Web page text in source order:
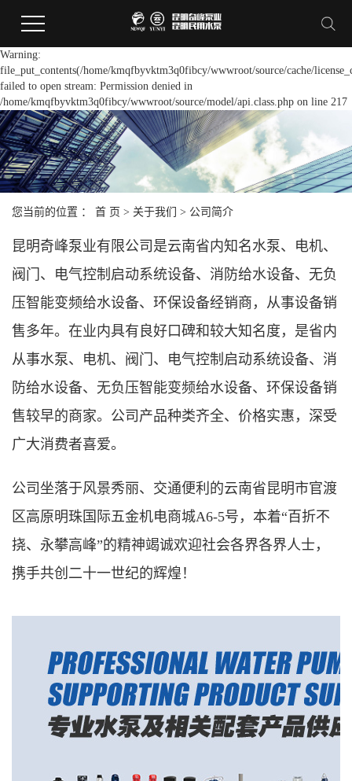
Warning:
file_put_contents(/home/kmqfbyvktm3q0fibcy/wwwroot/source/cache/
failed to open stream: Permission denied in
/home/kmqfbyvktm3q0fibcy/wwwroot/source/model/api.class.php on line 217
您当前的位置 ： 首 页 > 关于我们 > 公司简介
昆明奇峰泵业有限公司是云南省内知名水泵、电机、
阀门、电气控制启动系统设备、消防给水设备、无负
压智能变频给水设备、环保设备经销商，从事设备销
售多年。在业内具有良好口碑和较大知名度，是省内
从事水泵、电机、阀门、电气控制启动系统设备、消
防给水设备、无负压智能变频给水设备、环保设备销
售较早的商家。公司产品种类齐全、价格实惠，深受
广大消费者喜爱。
公司坐落于风景秀丽、交通便利的云南省昆明市官渡
区高原明珠国际五金机电商城A6-5号，本着“百折不
挠、永攀高峰”的精神竭诚欢迎社会各界各界人士，
携手共创二十一世纪的辉煌！